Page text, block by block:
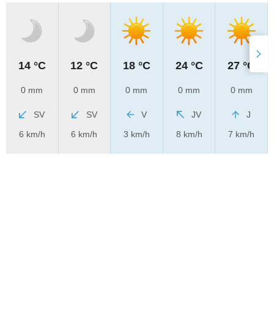
14 °C
0 mm
SV
6 km/h
12 °C
0 mm
SV
6 km/h
18 °C
0 mm
V
3 km/h
24 °C
0 mm
JV
8 km/h
27 °C
0 mm
J
7 km/h